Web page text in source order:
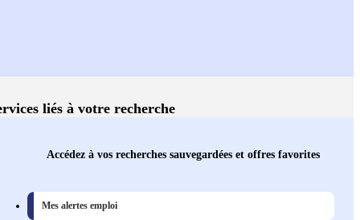
liés à votre recherche
Accédez à vos recherches sauvegardées et offres favorites
Mes alertes emploi